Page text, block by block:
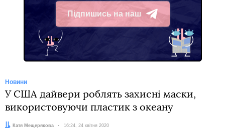
Підпишись на наш
Telegram
Новини
У США дайвери роблять захисні маски,
використовуючи пластик з океану
Автор:Катя Мещерякова Дата:
16:24, 24 квітня 2020